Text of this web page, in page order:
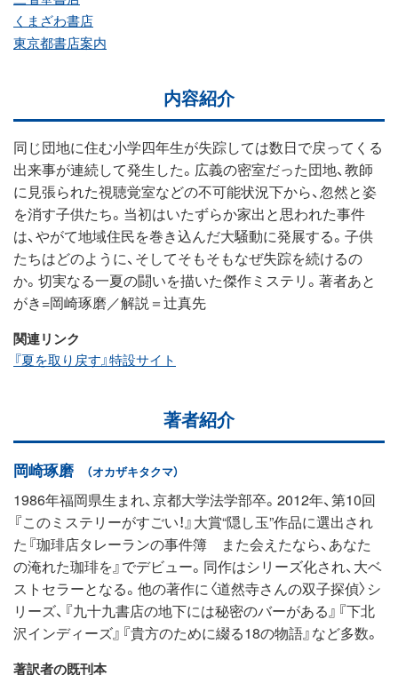
くまざわ書店
東京都書店案内
内容紹介
同じ団地に住む小学四年生が失踪しては数日で戻ってくる
出来事が連続して発生した。広義の密室だった団地、教師
に見張られた視聴覚室などの不可能状況下から、忽然と姿
を消す子供たち。当初はいたずらか家出と思われた事件
は、やがて地域住民を巻き込んだ大騒動に発展する。子供
たちはどのように、そしてそもそもなぜ失踪を続けるの
か。切実なる一夏の闘いを描いた傑作ミステリ。著者あと
がき=岡崎琢磨／解説＝辻真先
関連リンク
『夏を取り戻す』特設サイト
著者紹介
岡崎琢磨 （オカザキタクマ）
1986年福岡県生まれ、京都大学法学部卒。2012年、第10回
『このミステリーがすごい！』大賞“隠し玉”作品に選出され
た『珈琲店タレーランの事件簿 また会えたなら、あなた
の淹れた珈琲を』でデビュー。同作はシリーズ化され、大ベ
ストセラーとなる。他の著作に〈道然寺さんの双子探偵〉シ
リーズ、『九十九書店の地下には秘密のバーがある』『下北
沢インディーズ』『貴方のために綴る18の物語』など多数。
著訳者の既刊本